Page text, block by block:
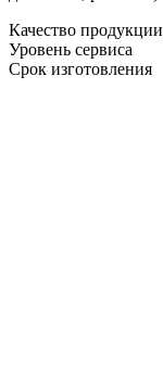
Качество продукции
Уровень сервиса
Срок изготовления